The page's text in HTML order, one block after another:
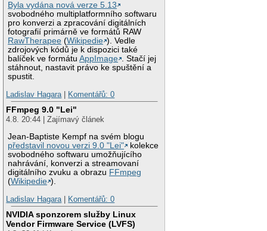
Byla vydána nová verze 5.13
svobodného multiplatformního softwaru
pro konverzi a zpracování digitálních
fotografií primárně ve formátů RAW
RawTherapee (Wikipedie ). Vedle
zdrojových kódů je k dispozici také
balíček ve formátuAppImage . Stačí jej
stáhnout, nastavit právo ke spuštění a
spustit.
Ladislav Hagara
Komentářů: 0
FFmpeg 9.0 "Lei"
4.8. 20:44 | Zajímavý článek
Jean-Baptiste Kempf na svém blogu
představil novou verzi 9.0 "Lei"
kolekce
svobodného softwaru umožňujícího
nahrávání, konverzi a streamovaní
digitálního zvuku a obrazu FFmpeg
(Wikipedie ).
Ladislav Hagara
Komentářů: 0
NVIDIA sponzorem služby Linux
Vendor Firmware Service (LVFS)